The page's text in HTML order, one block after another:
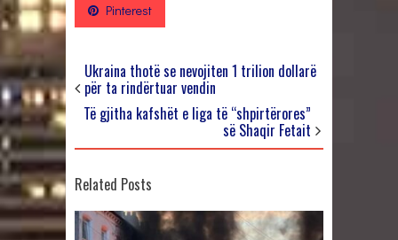
Pinterest
Ukraina thotë se nevojiten 1 trilion dollarë
për ta rindërtuar vendin
Të gjitha kafshët e liga të “shpirtërores”
së Shaqir Fetait
Related Posts